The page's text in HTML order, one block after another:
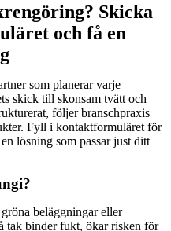
Skicka
och få en
som planerar varje
skick till skonsam tvätt och
följer branschpraxis
Fyll i kontaktformuläret för
lösning som passar just ditt
beläggningar eller
tak binder fukt, ökar risken för